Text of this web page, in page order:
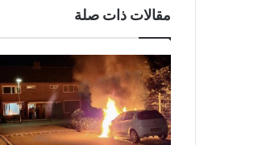
مقالات ذات صلة